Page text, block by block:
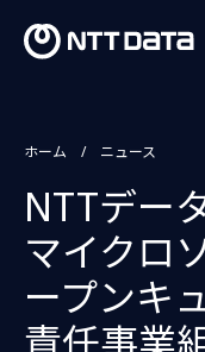
ホーム ニュース
NTTデー
マイクロ
ープンキ